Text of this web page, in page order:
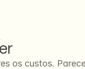
os custos.